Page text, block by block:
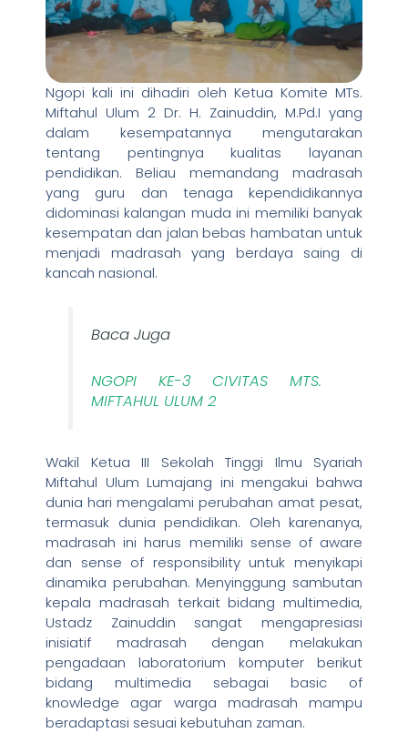
Ngopi kali ini dihadiri oleh Ketua Komite MTs.
Miftahul Ulum 2 Dr. H. Zainuddin, M.Pd.I yang
dalam kesempatannya mengutarakan
tentang pentingnya kualitas layanan
pendidikan. Beliau memandang madrasah
yang guru dan tenaga kependidikannya
didominasi kalangan muda ini memiliki banyak
kesempatan dan jalan bebas hambatan untuk
menjadi madrasah yang berdaya saing di
kancah nasional.
Baca Juga
NGOPI KE-3 CIVITAS MTS.
MIFTAHUL ULUM 2
Wakil Ketua III Sekolah Tinggi Ilmu Syariah
Miftahul Ulum Lumajang ini mengakui bahwa
dunia hari mengalami perubahan amat pesat,
termasuk dunia pendidikan. Oleh karenanya,
madrasah ini harus memiliki sense of aware
dan sense of responsibility untuk menyikapi
dinamika perubahan. Menyinggung sambutan
kepala madrasah terkait bidang multimedia,
Ustadz Zainuddin sangat mengapresiasi
inisiatif madrasah dengan melakukan
pengadaan laboratorium komputer berikut
bidang multimedia sebagai basic of
knowledge agar warga madrasah mampu
beradaptasi sesuai kebutuhan zaman.